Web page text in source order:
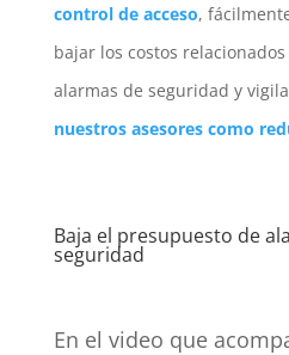
control de acceso,
bajar los costos
alarmas de seguridad y
nuestros asesores como
Baja el presupuesto de
seguridad
En el video que